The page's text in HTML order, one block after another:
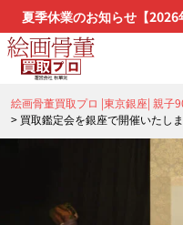
夏季休業のお知らせ【
(日)】
絵画骨董買取プロ |東京銀座| 親子
> 買取鑑定会を銀座で開催いたし